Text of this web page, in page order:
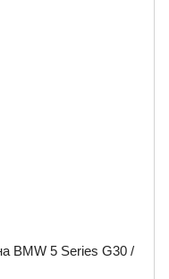
BMW 5 Series G30 /